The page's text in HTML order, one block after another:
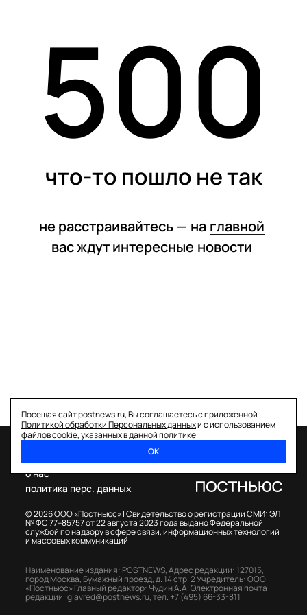
статьи
500
что-то пошло не так
не расстраивайтесь — на главной
вас ждут интересные новости
Посещая сайт postnews.ru, Вы соглашаетесь с приложенной
Политикой обработки Персональных данныхи с использованием
файлов cookie, указанных в данной политике.
ОК
© 2026 ООО «Постньюс» |Свидетельство о регистрации СМИ: ЭЛ
№ ФС 77–85757 от 22 августа 2023 года выдано Федеральной
службой по надзору в сфере связи, информационных технологий
и массовых коммуникаций
о нас
политика перс. данных
Наименование издания: POSTNEWS,Адрес редакции: 127015,
город Москва, Бумажный проезд, д. 14 стр. 2Учредитель: ООО
«Постньюс» Главный редактор: Чудин А.А.Электронная почта
редакции:glavred@postnews.ru,тел. +7 (495) 66-33-811